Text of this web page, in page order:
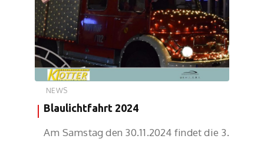
NEWS
Blaulichtfahrt 2024
Am Samstag den 30.11.2024 findet die 3.